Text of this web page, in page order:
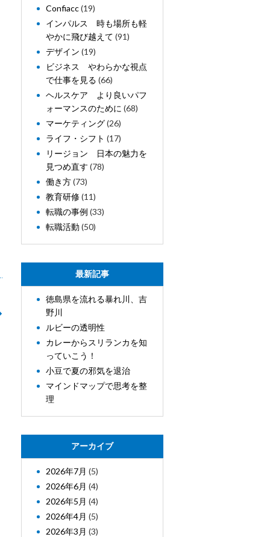
Confiacc(19)
インパルス 時も場所も軽
やかに飛び越えて (91)
デザイン (19)
ビジネス やわらかな視点
で仕事を見る (66)
ヘルスケア より良いパフ
ォーマンスのために (68)
マーケティング(26)
ライフ・シフト (17)
リージョン 日本の魅力を
見つめ直す (78)
働き方(73)
教育研修(11)
転職の事例 (33)
転職活動 (50)
最新記事
徳島県を流れる暴れ川、吉
野川
ルビーの透明性
カレーからスリランカを知
っていこう！
小豆で夏の邪気を退治
マインドマップで思考を整
理
アーカイブ
2026年7月 (5)
2026年6月 (4)
2026年5月 (4)
2026年4月 (5)
2026年3月 (3)